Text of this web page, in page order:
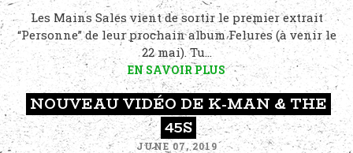
Les Mains Sales vient de sortir le premier extrait
“Personne” de leur prochain album Felures (à venir le
22 mai). Tu...
EN SAVOIR PLUS
NOUVEAU VIDÉO DE K-MAN & THE
45S
JUNE 07, 2019